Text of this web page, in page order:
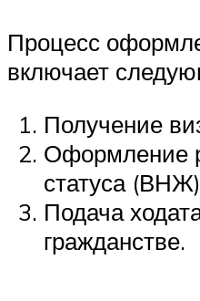
Процесс
включает
Получение
Оформление
статуса
Подача
гражданстве.